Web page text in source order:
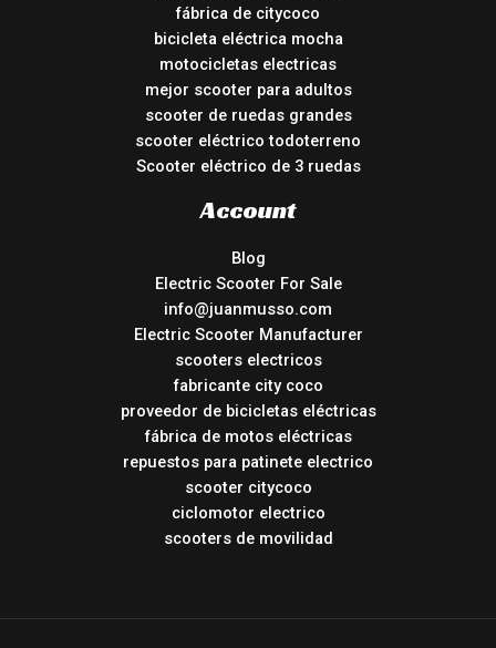
fábrica de citycoco
bicicleta eléctrica mocha
motocicletas electricas
mejor scooter para adultos
scooter de ruedas grandes
scooter eléctrico todoterreno
Scooter eléctrico de 3 ruedas
Account
Blog
Electric Scooter For Sale
info@juanmusso.com
Electric Scooter Manufacturer
scooters electricos
fabricante city coco
proveedor de bicicletas eléctricas
fábrica de motos eléctricas
repuestos para patinete electrico
scooter citycoco
ciclomotor electrico
scooters de movilidad